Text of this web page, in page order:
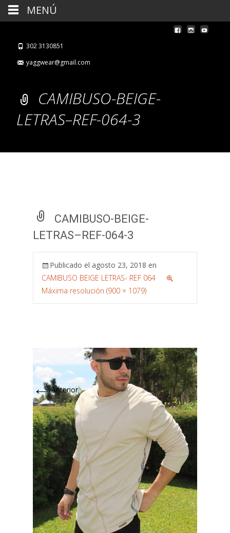
302 3130851
yaggwear@gmail.com
CAMIBUSO-BEIGE-
LETRAS–REF-064-3
CAMIBUSO-BEIGE-
LETRAS–REF-064-3
Publicado el agosto 23, 2018 en
CAMIBUSO BEIGE LETRAS- REF 064
Máxima resolución (900 × 1079)
←Anterior
MENÚ